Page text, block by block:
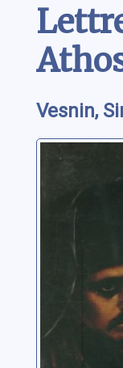
Vesnin,